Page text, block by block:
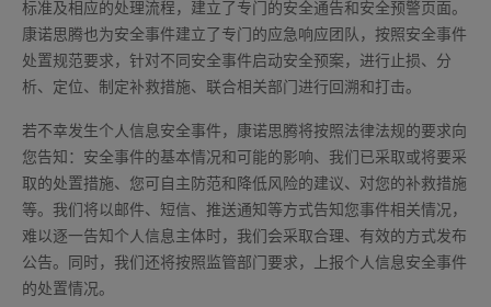
标准及相应的处理流程，建立了专门的安全通告和安全预警页面。
康诺思腾也为安全事件建立了专门的应急响应团队，按照安全事件
处置规范要求，针对不同安全事件启动安全预案，进行止损、分
析、定位、制定补救措施、联合相关部门进行回溯和打击。
若不幸发生个人信息安全事件，康诺思腾将按照法律法规的要求向
您告知：安全事件的基本情况和可能的影响、我们已采取或将要采
取的处置措施、您可自主防范和降低风险的建议、对您的补救措施
等。我们将以邮件、短信、推送通知等方式告知您事件相关情况，
难以逐一告知个人信息主体时，我们会采取合理、有效的方式发布
公告。同时，我们还将按照监管部门要求，上报个人信息安全事件
的处置情况。